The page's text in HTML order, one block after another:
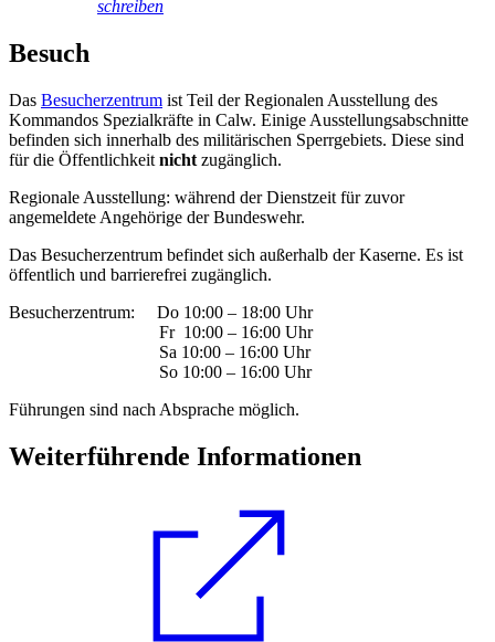
schreiben
Besuch
Das Besucherzentrum ist Teil der Regionalen Ausstellung des
Kommandos Spezialkräfte in Calw. Einige Ausstellungsabschnitte
befinden sich innerhalb des militärischen Sperrgebiets. Diese sind
für die Öffentlichkeit nicht zugänglich.
Regionale Ausstellung: während der Dienstzeit für zuvor
angemeldete Angehörige der Bundeswehr.
Das Besucherzentrum befindet sich außerhalb der Kaserne. Es ist
öffentlich und barrierefrei zugänglich.
Besucherzentrum: Do 10:00 – 18:00 Uhr
Fr 10:00 – 16:00 Uhr
Sa 10:00 – 16:00 Uhr
So 10:00 – 16:00 Uhr
Führungen sind nach Absprache möglich.
Weiterführende Informationen